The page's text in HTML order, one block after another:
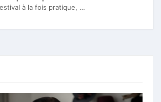
estival à la fois pratique, …